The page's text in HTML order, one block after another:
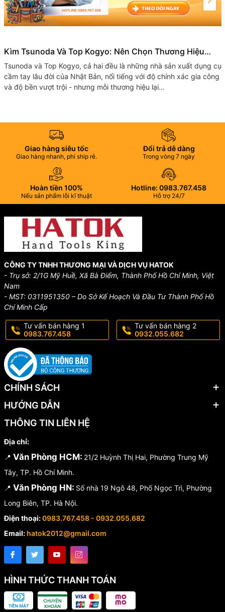
Kìm Tsunoda Và Top Kogyo: Nên Chọn Thương Hiệu
Nhật Bản Nào Cho Bộ Đồ Nghề Của Bạn?
Tsunoda và Top​ Kogyo, cả hai đều là những nhà sản xuất dụng cụ
cầm tay lâu đời của Nhật Bản, nổi tiếng với độ chính xác gia công
và độ bền vượt trội - nhưng mỗi thương hiệu lại...
Giao hàng siêu tốc
Giao hàng nhanh, phí ship rẻ.
Đổi trả dễ dàng
Trong vòng 7 ngày
Hoàn tiền 100%
Nếu sản phẩm lỗi kĩ thuật
Hotline: 0983.767.458
Hỗ trợ 24/7
CÔNG TY TNHH THƯƠNG MẠI VÀ DỊCH VỤ HATOK
- Trụ sở: 2/1G Mỹ Huề, Xã Bà Điểm, Thành Phố Hồ Chí Minh, Việt
Nam
- MST: 0311951350 – Do Sở Kế Hoạch Và Đầu Tư Thành Phố Hồ
Chí Minh Cấp
Tư vấn bán hàng 1
0983.767.458
Tư vấn bán hàng 2
0932.055.682
CHÍNH SÁCH
HƯỚNG DẪN
THÔNG TIN LIÊN HỆ
Địa chỉ:
📍 Văn Phòng HCM: 21/2 Huỳnh Thị Hai, Phường Trung Mỹ
Tây, TP. Hồ Chí Minh.
📍 Văn Phòng HN: Số nhà 19 Ngõ 48, Phố Ngọc Trì, Phường
Long Biên, TP. Hà Nội.
Điện thoại:0983.767.458 - 0932.055.682
Email: hatok2012@gmail.com
HÌNH THỨC THANH TOÁN